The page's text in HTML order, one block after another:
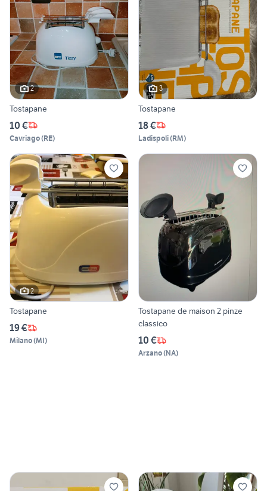
2
Tostapane
10 €
Cavriago(RE)
3
Tostapane
18 €
Ladispoli(RM)
2
Tostapane
19 €
Milano(MI)
Tostapane de maison 2 pinze
classico
10 €
Arzano(NA)